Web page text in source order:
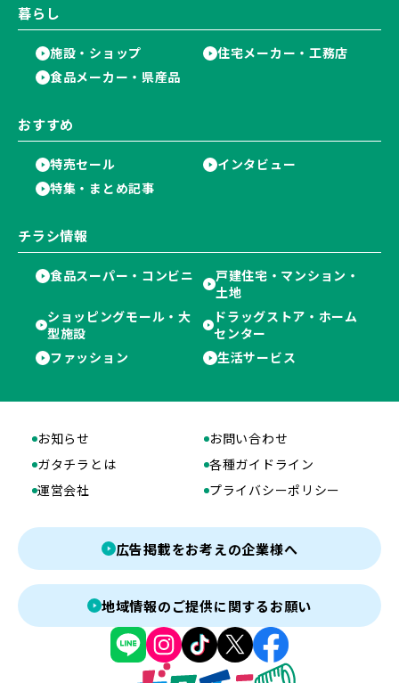
暮らし
施設・ショップ
住宅メーカー・工務店
食品メーカー・県産品
おすすめ
特売セール
インタビュー
特集・まとめ記事
チラシ情報
食品スーパー・コンビニ
戸建住宅・マンション・
土地
ショッピングモール・大
型施設
ドラッグストア・ホーム
センター
ファッション
生活サービス
お知らせ
お問い合わせ
ガタチラとは
各種ガイドライン
運営会社
プライバシーポリシー
広告掲載をお考えの企業様へ
地域情報のご提供に関するお願い